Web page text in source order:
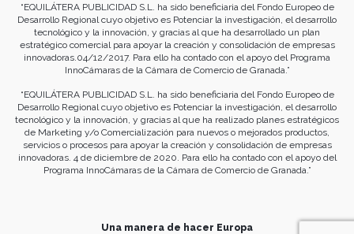
“EQUILÁTERA PUBLICIDAD S.L. ha sido beneficiaria del Fondo Europeo de
Desarrollo Regional cuyo objetivo es Potenciar la investigación, el desarrollo
tecnológico y la innovación, y gracias al que ha desarrollado un plan
estratégico comercial para apoyar la creación y consolidación de empresas
innovadoras.04/12/2017. Para ello ha contado con el apoyo del Programa
InnoCámaras de la Cámara de Comercio de Granada.”
“EQUILÁTERA PUBLICIDAD S.L. ha sido beneficiaria del Fondo Europeo de
Desarrollo Regional cuyo objetivo es Potenciar la investigación, el desarrollo
tecnológico y la innovación, y gracias al que ha realizado planes estratégicos
de Marketing y/o Comercialización para nuevos o mejorados productos,
servicios o procesos para apoyar la creación y consolidación de empresas
innovadoras. 4 de diciembre de 2020. Para ello ha contado con el apoyo del
Programa InnoCámaras de la Cámara de Comercio de Granada.”
Una manera de hacer Europa